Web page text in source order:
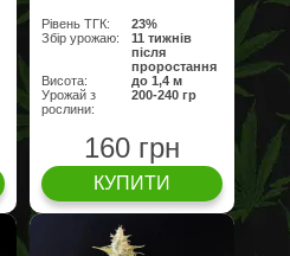
Рівень ТГК:
23%
Збір урожаю:
11 тижнів
після
проростання
Висота:
до 1,4 м
Урожай з
рослини:
200-240 гр
160 грн
КУПИТИ